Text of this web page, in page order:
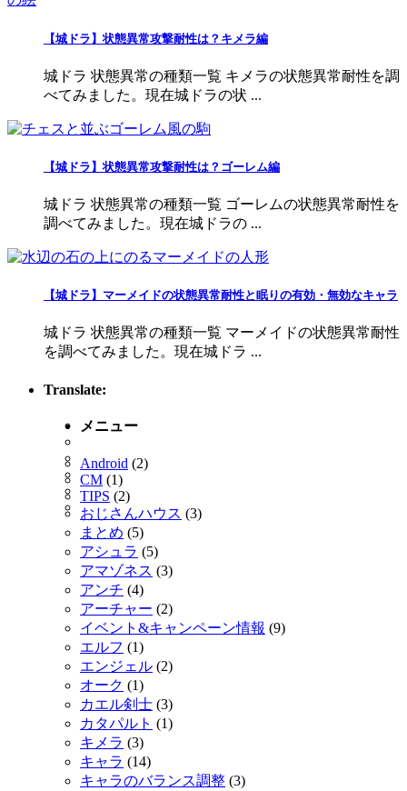
【城ドラ】状態異常攻撃耐性は？キメラ編
城ドラ 状態異常の種類一覧 キメラの状態異常耐性を調
べてみました。現在城ドラの状 ...
【城ドラ】状態異常攻撃耐性は？ゴーレム編
城ドラ 状態異常の種類一覧 ゴーレムの状態異常耐性を
調べてみました。現在城ドラの ...
【城ドラ】マーメイドの状態異常耐性と眠りの有効・無効なキャラ
城ドラ 状態異常の種類一覧 マーメイドの状態異常耐性
を調べてみました。現在城ドラ ...
Translate:
メニュー
Android (2)
CM (1)
TIPS (2)
おじさんハウス (3)
まとめ (5)
アシュラ (5)
アマゾネス (3)
アンチ (4)
アーチャー (2)
イベント&キャンペーン情報 (9)
エルフ (1)
エンジェル (2)
オーク (1)
カエル剣士 (3)
カタパルト (1)
キメラ (3)
キャラ (14)
キャラのバランス調整 (3)